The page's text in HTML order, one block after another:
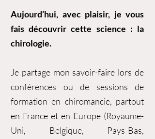
Aujourd’hui, avec plaisir, je vous
fais découvrir cette science : la
chirologie.
Je partage mon savoir-faire lors de
conférences ou de sessions de
formation en chiromancie, partout
en France et en Europe (Royaume-
Uni, Belgique, Pays-Bas,